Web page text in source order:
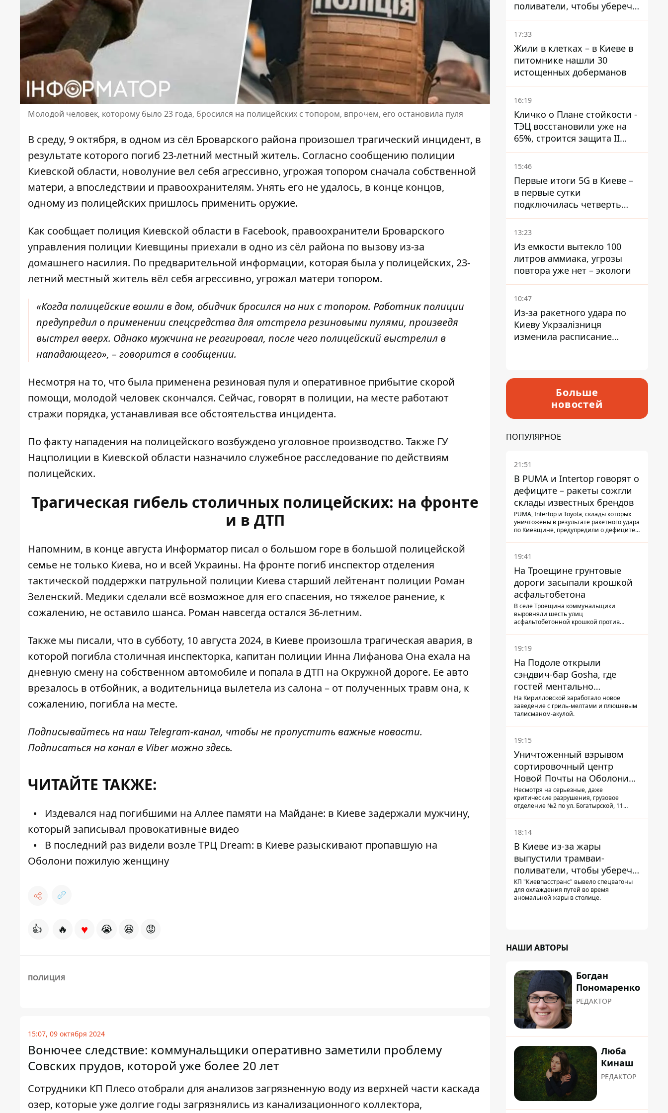
Молодой человек, которому было 23 года, бросился на полицейских с топором, впрочем, его остановила пуля
В среду, 9 октября, в одном из сёл Броварского района произошел трагический инцидент, в
результате которого погиб 23-летний местный житель. Согласно сообщению полиции
Киевской области, новолуние вел себя агрессивно, угрожая топором сначала собственной
матери, а впоследствии и правоохранителям. Унять его не удалось, в конце концов,
одному из полицейских пришлось применить оружие.
Как сообщает полиция Киевской области в Facebook, правоохранители Броварского
управления полиции Киевщины приехали в одно из сёл района по вызову из-за
домашнего насилия. По предварительной информации, которая была у полицейских, 23-
летний местный житель вёл себя агрессивно, угрожал матери топором.
«Когда полицейские вошли в дом, обидчик бросился на них с топором. Работник полиции
предупредил о применении спецсредства для отстрела резиновыми пулями, произведя
выстрел вверх. Однако мужчина не реагировал, после чего полицейский выстрелил в
нападающего», – говорится в сообщении.
Несмотря на то, что была применена резиновая пуля и оперативное прибытие скорой
помощи, молодой человек скончался. Сейчас, говорят в полиции, на месте работают
стражи порядка, устанавливая все обстоятельства инцидента.
По факту нападения на полицейского возбуждено уголовное производство. Также ГУ
Нацполиции в Киевской области назначило служебное расследование по действиям
полицейских.
Трагическая гибель столичных полицейских: на фронте
и в ДТП
Напомним, в конце августа Информатор писал о большом горе в большой полицейской
семье не только Киева, но и всей Украины. На фронте погиб инспектор отделения
тактической поддержки патрульной полиции Киева старший лейтенант полиции Роман
Зеленский. Медики сделали всё возможное для его спасения, но тяжелое ранение, к
сожалению, не оставило шанса. Роман навсегда остался 36-летним.
Также мы писали, что в субботу, 10 августа 2024, в Киеве произошла трагическая авария, в
которой погибла столичная инспекторка, капитан полиции Инна Лифанова Она ехала на
дневную смену на собственном автомобиле и попала в ДТП на Окружной дороге. Ее авто
врезалось в отбойник, а водительница вылетела из салона – от полученных травм она, к
сожалению, погибла на месте.
Подписывайтесь на наш Telegram-канал, чтобы не пропустить важные новости.
Подписаться на канал в Viber можноздесь.
ЧИТАЙТЕ ТАКЖЕ:
Издевался над погибшими на Аллее памяти на Майдане: в Киеве задержали мужчину,
который записывал провокативные видео
В последний раз видели возле ТРЦ Dream: в Киеве разыскивают пропавшую на
Оболони пожилую женщину
👍 🔥 ♥ 😭 😆 😡
ПОЛИЦИЯ
15:07, 09 октября 2024
Вонючее следствие: коммунальщики оперативно заметили проблему
Совских прудов, которой уже более 20 лет
Сотрудники КП Плесо отобрали для анализов загрязненную воду из верхней части каскада
озер, которые уже долгие годы загрязнялись из канализационного коллектора,
поливатели, чтобы уберечь
рельсы от деформации
17:33
Жили в клетках – в Киеве в
питомнике нашли 30
истощенных доберманов
16:19
Кличко о Плане стойкости -
ТЭЦ восстановили уже на
65%, строится защита II
уровня
15:46
Первые итоги 5G в Киеве –
в первые сутки
подключилась четверть
миллиона абонентов
13:23
Из емкости вытекло 100
литров аммиака, угрозы
повтора уже нет – экологи
10:47
Из-за ракетного удара по
Киеву Укрзалізниця
изменила расписание
Больше
новостей
ПОПУЛЯРНОЕ
21:51
В PUMA и Intertop говорят о
дефиците – ракеты сожгли
склады известных брендов
PUMA, Intertop и Toyota, склады которых
уничтожены в результате ракетного удара
по Киевщине, предупредили о дефиците
19:41
На Троещине грунтовые
дороги засыпали крошкой
асфальтобетона
В селе Троещина коммунальщики
выровняли шесть улиц
асфальтобетонной крошкой против
19:19
На Подоле открыли
сэндвич-бар Gosha, где
гостей ментально
разгружает акула
На Кирилловской заработало новое
заведение с гриль-мелтами и плюшевым
талисманом-акулой.
19:15
Уничтоженный взрывом
сортировочный центр
Новой Почты на Оболони
заработал – выдают
посылки
Несмотря на серьезные, даже
критические разрушения, грузовое
отделение №2 по ул. Богатырской, 11
выдают их адресатам
18:14
В Киеве из-за жары
выпустили трамваи-
поливатели, чтобы уберечь
рельсы от деформации
КП "Киевпасстранс" вывело спецвагоны
для охлаждения путей во время
аномальной жары в столице.
НАШИ АВТОРЫ
Богдан
Пономаренко
РЕДАКТОР
Люба
Кинаш
РЕДАКТОР